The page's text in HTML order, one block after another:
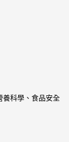
養科學、食品安全